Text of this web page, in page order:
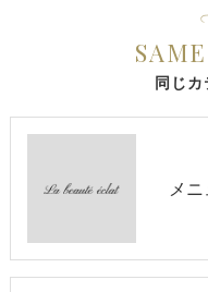
同じカ
メ